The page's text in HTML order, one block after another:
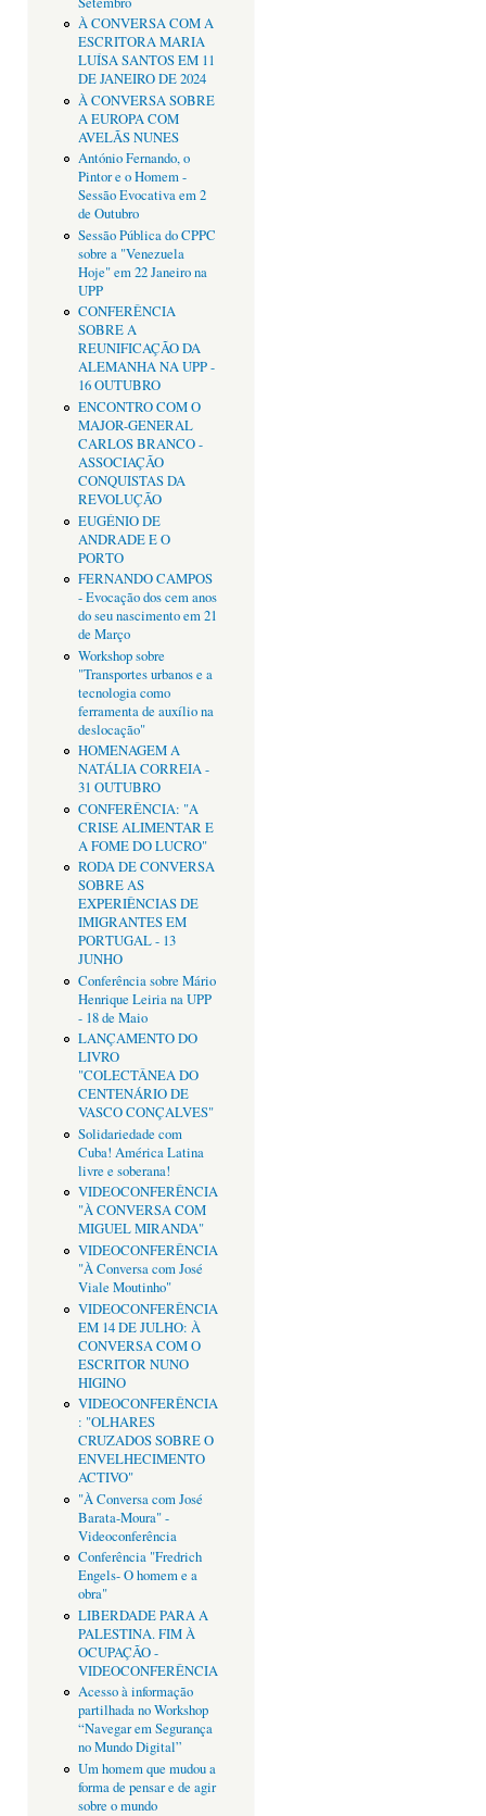
À CONVERSA COM A
ESCRITORA MARIA
LUÍSA SANTOS EM 11
DE JANEIRO DE 2024
À CONVERSA SOBRE
A EUROPA COM
AVELÃS NUNES
António Fernando, o
Pintor e o Homem -
Sessão Evocativa em 2
de Outubro
Sessão Pública do CPPC
sobre a "Venezuela
Hoje" em 22 Janeiro na
UPP
CONFERÊNCIA
SOBRE A
REUNIFICAÇÃO DA
ALEMANHA NA UPP -
16 OUTUBRO
ENCONTRO COM O
MAJOR-GENERAL
CARLOS BRANCO -
ASSOCIAÇÃO
CONQUISTAS DA
REVOLUÇÃO
EUGÉNIO DE
ANDRADE E O
PORTO
FERNANDO CAMPOS
- Evocação dos cem anos
do seu nascimento em 21
de Março
Workshop sobre
"Transportes urbanos e a
tecnologia como
ferramenta de auxílio na
deslocação"
HOMENAGEM A
NATÁLIA CORREIA -
31 OUTUBRO
CONFERÊNCIA: "A
CRISE ALIMENTAR E
A FOME DO LUCRO"
RODA DE CONVERSA
SOBRE AS
EXPERIÊNCIAS DE
IMIGRANTES EM
PORTUGAL - 13
JUNHO
Conferência sobre Mário
Henrique Leiria na UPP
- 18 de Maio
LANÇAMENTO DO
LIVRO
"COLECTÂNEA DO
CENTENÁRIO DE
VASCO CONÇALVES"
Solidariedade com
Cuba! América Latina
livre e soberana!
VIDEOCONFERÊNCIA
"À CONVERSA COM
MIGUEL MIRANDA"
VIDEOCONFERÊNCIA
"À Conversa com José
Viale Moutinho"
VIDEOCONFERÊNCIA
EM 14 DE JULHO: À
CONVERSA COM O
ESCRITOR NUNO
HIGINO
VIDEOCONFERÊNCIA
: "OLHARES
CRUZADOS SOBRE O
ENVELHECIMENTO
ACTIVO"
"À Conversa com José
Barata-Moura" -
Videoconferência
Conferência "Fredrich
Engels- O homem e a
obra"
LIBERDADE PARA A
PALESTINA. FIM À
OCUPAÇÃO -
VIDEOCONFERÊNCIA
Acesso à informação
partilhada no Workshop
“Navegar em Segurança
no Mundo Digital”
Um homem que mudou a
forma de pensar e de agir
sobre o mundo